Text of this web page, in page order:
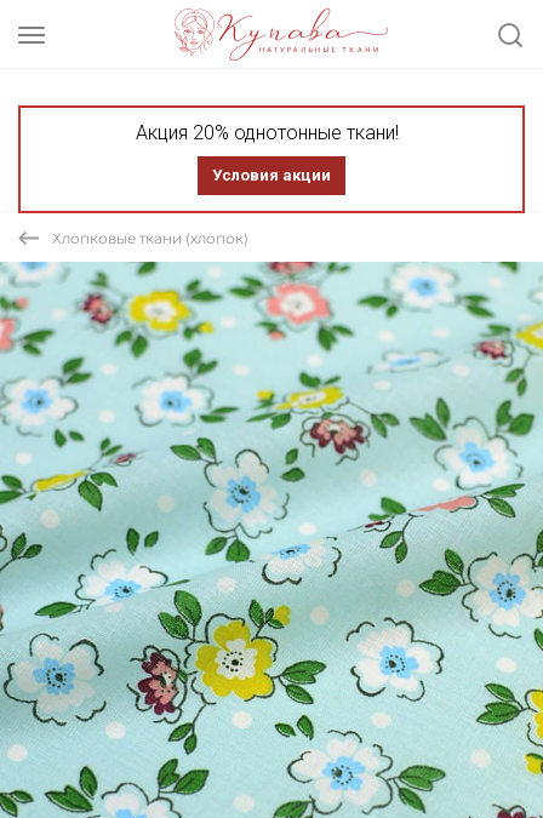
Акция 20% однотонные ткани!
Условия акции
Хлопковые ткани (хлопок)